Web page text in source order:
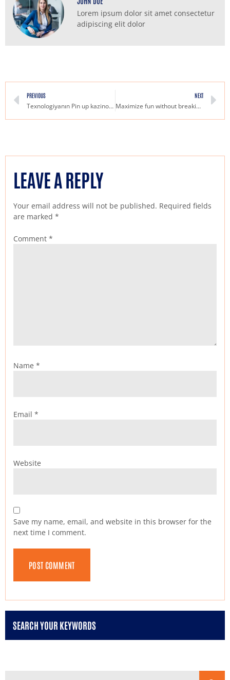
Lorem ipsum dolor sit amet consectetur
adipiscing elit dolor
PREVIOUS
Texnologiyanın Pin up kazinolarındakı təsiri Gələcəyin oyunu necə dəyişəcək
NEXT
Maximize fun without breaking the bank budgeting tips for your casino adventure
LEAVE A REPLY
Your email address will not be published. Required fields
are marked *
Comment *
Name *
Email *
Website
Save my name, email, and website in this browser for the
next time I comment.
SEARCH YOUR KEYWORDS